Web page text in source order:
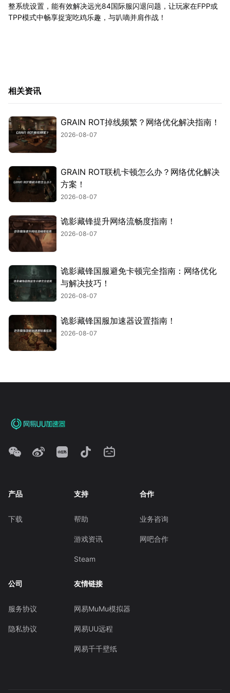
整系统设置，能有效解决远光84国际服闪退问题，让玩家在FPP或
TPP模式中畅享捉宠吃鸡乐趣，与叭嘀并肩作战！
相关资讯
GRAIN ROT掉线频繁？网络优化解决指南！
2026-08-07
GRAIN ROT联机卡顿怎么办？网络优化解决
方案！
2026-08-07
诡影藏锋提升网络流畅度指南！
2026-08-07
诡影藏锋国服避免卡顿完全指南：网络优化
与解决技巧！
2026-08-07
诡影藏锋国服加速器设置指南！
2026-08-07
产品
下载
支持
帮助
游戏资讯
Steam
合作
业务咨询
网吧合作
公司
服务协议
隐私协议
友情链接
网易MuMu模拟器
网易UU远程
网易千千壁纸